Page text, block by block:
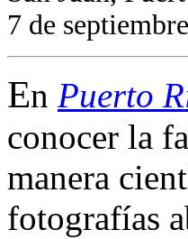
7 de
En Puerto
conocer la
manera
fotografías